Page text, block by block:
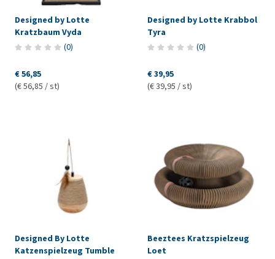
Designed by Lotte
Kratzbaum Vyda
(0)
€ 56,85
(€ 56,85 / st)
Designed by Lotte Krabbol
Tyra
(0)
€ 39,95
(€ 39,95 / st)
Designed By Lotte
Katzenspielzeug Tumble
Beeztees Kratzspielzeug
Loet